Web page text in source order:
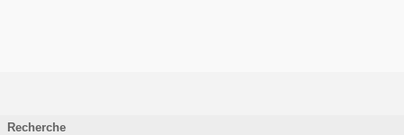
Recherche